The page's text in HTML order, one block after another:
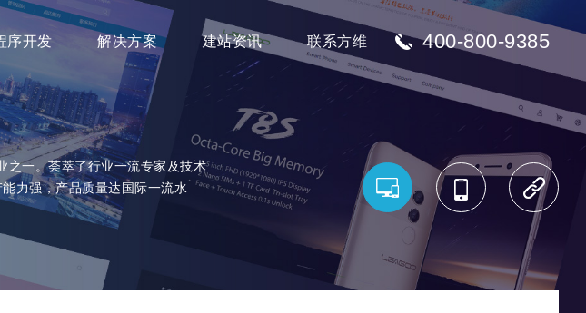
序开发 解决方案 建站资讯 联系方维 400-800-9385
之一。荟萃了行业一流专家及技术
力强，产品质量达国际一流水